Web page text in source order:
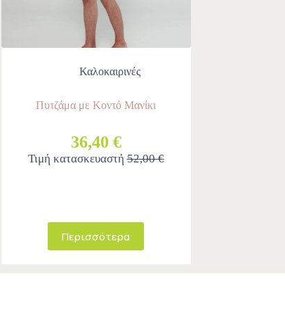
Καλοκαιρινές
Πυτζάμα με Κοντό Μανίκι
36,40 €
Τιμή κατασκευαστή52,00 €
Περισσότερα